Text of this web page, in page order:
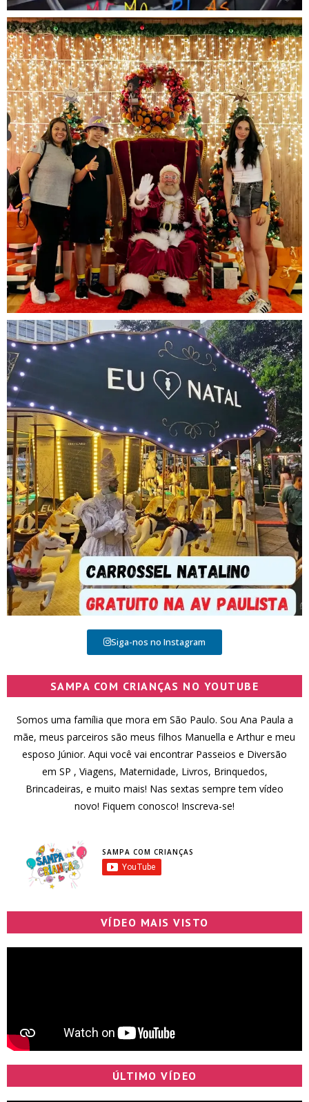
Siga-nos no Instagram
SAMPA COM CRIANÇAS NO YOUTUBE
Somos uma família que mora em São Paulo. Sou Ana Paula a
mãe, meus parceiros são meus filhos Manuella e Arthur e meu
esposo Júnior. Aqui você vai encontrar Passeios e Diversão
em SP , Viagens, Maternidade, Livros, Brinquedos,
Brincadeiras, e muito mais! Nas sextas sempre tem vídeo
novo! Fiquem conosco! Inscreva-se!
SAMPA COM CRIANÇAS
VÍDEO MAIS VISTO
ÚLTIMO VÍDEO